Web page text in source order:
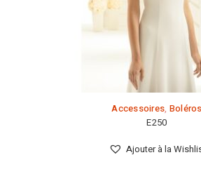
Accessoires, Boléros
E250
Ajouter à la